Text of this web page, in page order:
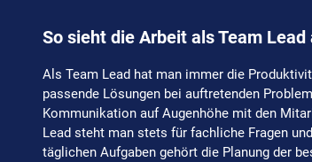
So sieht die Arbeit als Team Lead
Als Team Lead hat man immer die
passende Lösungen bei auftretenden
Kommunikation auf Augenhöhe mit den
Lead steht man stets für fachliche Fragen
täglichen Aufgaben gehört die Planung der